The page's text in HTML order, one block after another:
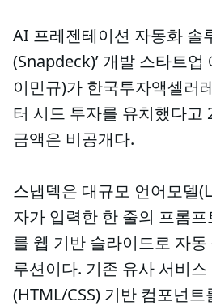
AI 프레젠테이션 자동화 솔
(Snapdeck)’ 개발 스타트
이민규)가 한국투자액셀러
터 시드 투자를 유치했다고
금액은 비공개다.
스냅덱은 대규모 언어모델
자가 입력한 한 줄의 프롬
를 웹 기반 슬라이드로 자동
루션이다. 기존 유사 서비스
(HTML/CSS) 기반 컴포넌